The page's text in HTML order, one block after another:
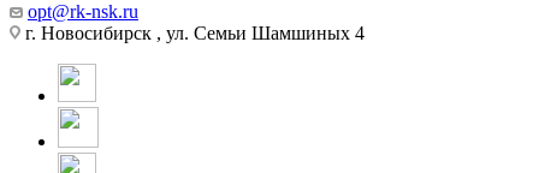
opt@rk-nsk.ru
г. Новосибирск , ул. Семьи Шамшиных 4